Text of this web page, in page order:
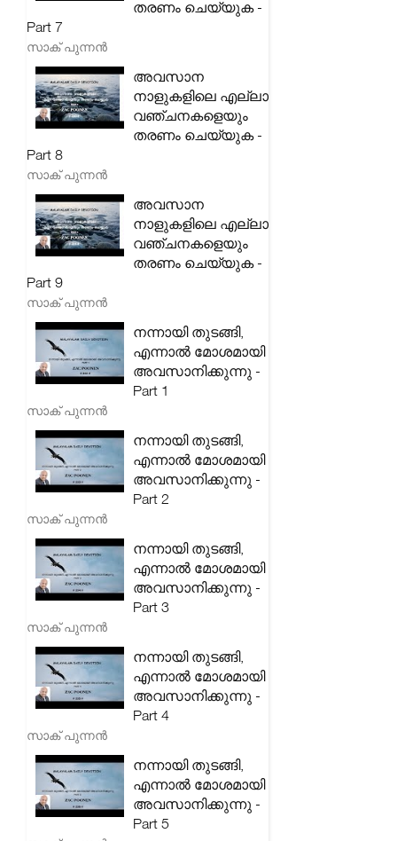
തരണം ചെയ്യുക -
Part 7
സാക് പുന്നൻ
അവസാന
നാളുകളിലെ എല്ലാ
വഞ്ചനകളെയും
തരണം ചെയ്യുക -
Part 8
സാക് പുന്നൻ
അവസാന
നാളുകളിലെ എല്ലാ
വഞ്ചനകളെയും
തരണം ചെയ്യുക -
Part 9
സാക് പുന്നൻ
നന്നായി തുടങ്ങി,
എന്നാൽ മോശമായി
അവസാനിക്കുന്നു -
Part 1
സാക് പുന്നൻ
നന്നായി തുടങ്ങി,
എന്നാൽ മോശമായി
അവസാനിക്കുന്നു -
Part 2
സാക് പുന്നൻ
നന്നായി തുടങ്ങി,
എന്നാൽ മോശമായി
അവസാനിക്കുന്നു -
Part 3
സാക് പുന്നൻ
നന്നായി തുടങ്ങി,
എന്നാൽ മോശമായി
അവസാനിക്കുന്നു -
Part 4
സാക് പുന്നൻ
നന്നായി തുടങ്ങി,
എന്നാൽ മോശമായി
അവസാനിക്കുന്നു -
Part 5